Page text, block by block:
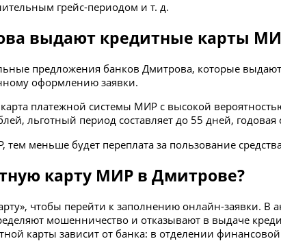
грейс-периодом и т. д.
выдают кредитные карты
предложения банков Дмитрова, которые
оформлению заявки.
платежной системы МИР с высокой
льготный период составляет до 55 дней, годовая
меньше будет переплата за пользование
карту МИР в Дмитрове?
чтобы перейти к заполнению онлайн-заявки.
мошенничество и отказывают в выдаче
карты зависит от банка: в отделении